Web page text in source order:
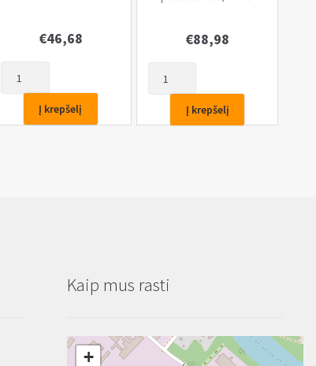
€46,68
Hidraulinis
domkratas
Į krepšelį
€88,98
Hidraulinis
domkratas
Į krepšelį
Kaip mus rasti
+